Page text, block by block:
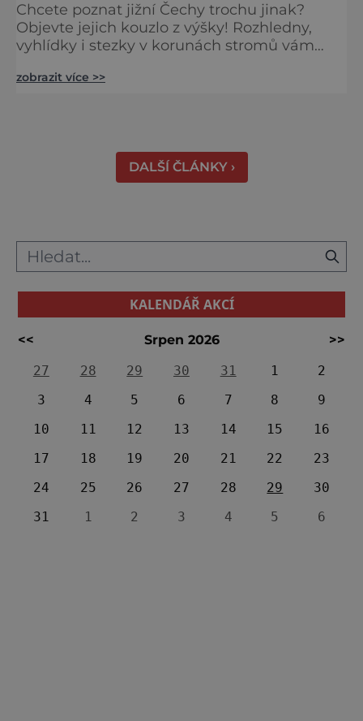
Chcete poznat jižní Čechy trochu jinak?
Objevte jejich kouzlo z výšky! Rozhledny,
vyhlídky i stezky v korunách stromů vám
města i Alpy v dálce. Ptačí pozorovatelna
zobrazit více >>
DALŠÍ ČLÁNKY ›
KALENDÁŘ AKCÍ
<< Srpen 2026
>>
27
28 29 30 31 1
2
3
4 5 6 7 8
9
10
11 12 13 14 15
16
17
18 19 20 21 22
23
24
25 26 27 28 29
30
31
1 2 3 4 5 6